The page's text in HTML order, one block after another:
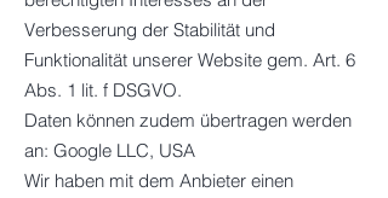
Verbesserung der Stabilität und
Funktionalität unserer Website gem. Art. 6
Abs. 1 lit. f DSGVO.
Daten können zudem übertragen werden
an: Google LLC, USA
Wir haben mit dem Anbieter einen